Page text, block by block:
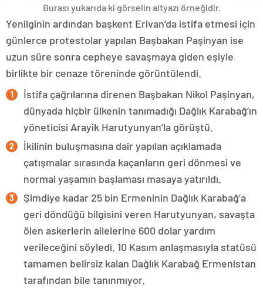
Burası yukarıda ki görselin altyazı örneğidir.
Yenilginin ardından başkent Erivan’da istifa etmesi için
günlerce protestolar yapılan Başbakan Paşinyan ise
uzun süre sonra cepheye savaşmaya giden eşiyle
birlikte bir cenaze töreninde görüntülendi.
İstifa çağrılarına direnen Başbakan Nikol Paşinyan,
dünyada hiçbir ülkenin tanımadığı Dağlık Karabağ’ın
yöneticisi Arayik Harutyunyan’la görüştü.
İkilinin buluşmasına dair yapılan açıklamada
çatışmalar sırasında kaçanların geri dönmesi ve
normal yaşamın başlaması masaya yatırıldı.
Şimdiye kadar 25 bin Ermeninin Dağlık Karabağ’a
geri döndüğü bilgisini veren Harutyunyan, savaşta
ölen askerlerin ailelerine 600 dolar yardım
verileceğini söyledi. 10 Kasım anlaşmasıyla statüsü
tamamen belirsiz kalan Dağlık Karabağ Ermenistan
tarafından bile tanınmıyor.